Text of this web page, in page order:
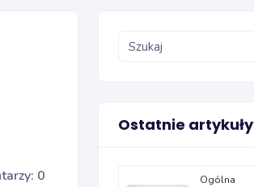
0
Ostatnie artykuły
Ogólna